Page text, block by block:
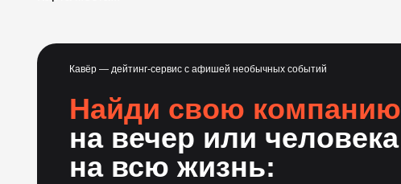
Кавёр — дейтинг-сервис с афишей необычных событий
Найди свою компанию
на вечер или человека
на всю жизнь: